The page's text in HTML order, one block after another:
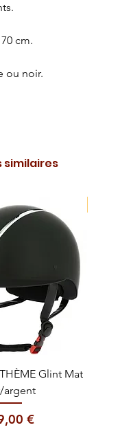
cm.
ou noir.
similaires
Glint Mat
argent
€